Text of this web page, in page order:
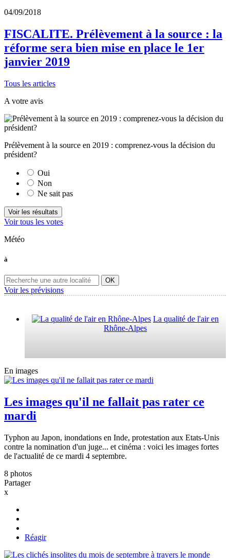
04/09/2018
FISCALITE. Prélèvement à la source : la
réforme sera bien mise en place le 1er
janvier 2019
Tous les articles
A votre avis
Prélèvement à la source en 2019 : comprenez-vous la décision du
président?
Oui
Non
Ne sait pas
Voir tous les votes
Météo
à
Voir les prévisions
La qualité de l'air en
Rhône-Alpes
En images
Les images qu'il ne fallait pas rater ce
mardi
Typhon au Japon, inondations en Inde, protestation aux Etats-Unis
contre la nomination d'un juge... et cinéma : voici les images fortes
de l'actualité de ce mardi 4 septembre.
8 photos
Partager
x
Réagir